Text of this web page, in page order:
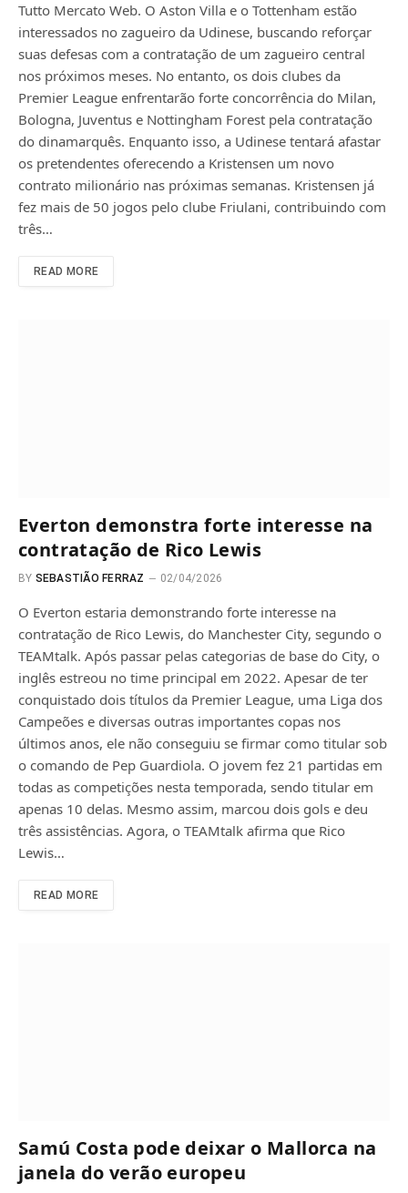
Tutto Mercato Web. O Aston Villa e o Tottenham estão
interessados ​​no zagueiro da Udinese, buscando reforçar
suas defesas com a contratação de um zagueiro central
nos próximos meses. No entanto, os dois clubes da
Premier League enfrentarão forte concorrência do Milan,
Bologna, Juventus e Nottingham Forest pela contratação
do dinamarquês. Enquanto isso, a Udinese tentará afastar
os pretendentes oferecendo a Kristensen um novo
contrato milionário nas próximas semanas. Kristensen já
fez mais de 50 jogos pelo clube Friulani, contribuindo com
três…
READ MORE
Everton demonstra forte interesse na
contratação de Rico Lewis
BY SEBASTIÃO FERRAZ 02/04/2026
O Everton estaria demonstrando forte interesse na
contratação de Rico Lewis, do Manchester City, segundo o
TEAMtalk. Após passar pelas categorias de base do City, o
inglês estreou no time principal em 2022. Apesar de ter
conquistado dois títulos da Premier League, uma Liga dos
Campeões e diversas outras importantes copas nos
últimos anos, ele não conseguiu se firmar como titular sob
o comando de Pep Guardiola. O jovem fez 21 partidas em
todas as competições nesta temporada, sendo titular em
apenas 10 delas. Mesmo assim, marcou dois gols e deu
três assistências. Agora, o TEAMtalk afirma que Rico
Lewis…
READ MORE
Samú Costa pode deixar o Mallorca na
janela do verão europeu